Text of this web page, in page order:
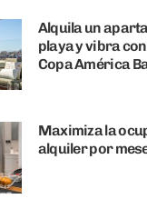
Alquila un
playa y vibra
Copa América
Maximiza la
alquiler por